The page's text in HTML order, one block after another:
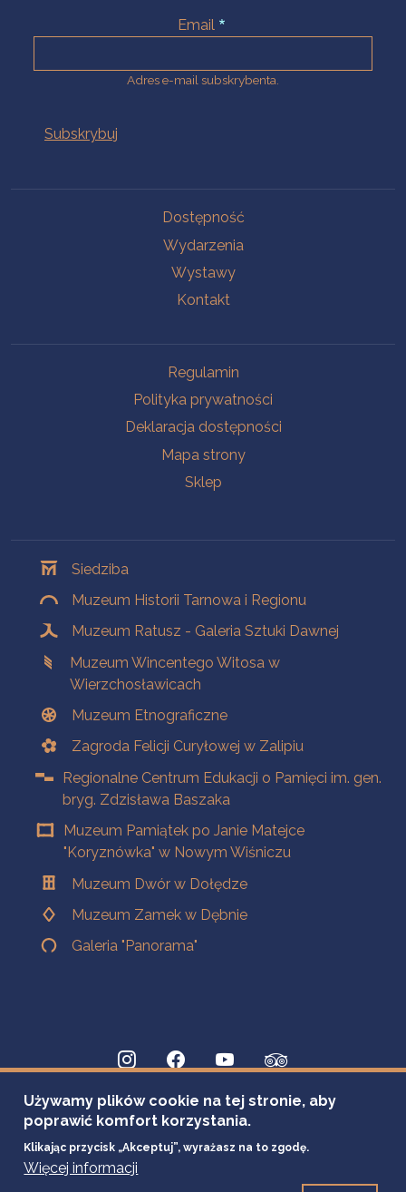
Email
Adres e-mail subskrybenta.
Dostępność
Wydarzenia
Wystawy
Kontakt
Regulamin
Polityka prywatności
Deklaracja dostępności
Mapa strony
Sklep
Siedziba
Muzeum Historii Tarnowa i Regionu
Muzeum Ratusz - Galeria Sztuki Dawnej
Muzeum Wincentego Witosa w
Wierzchosławicach
Muzeum Etnograficzne
Zagroda Felicji Curyłowej w Zalipiu
Regionalne Centrum Edukacji o Pamięci im. gen.
bryg. Zdzisława Baszaka
Muzeum Pamiątek po Janie Matejce
"Koryznówka" w Nowym Wiśniczu
Muzeum Dwór w Dołędze
Muzeum Zamek w Dębnie
Galeria "Panorama"
Używamy plików cookie na tej stronie, aby
poprawić komfort korzystania.
Klikając przycisk „Akceptuj”, wyrażasz na to zgodę.
Więcej informacji